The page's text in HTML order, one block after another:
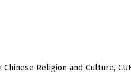
Religion and Culture,